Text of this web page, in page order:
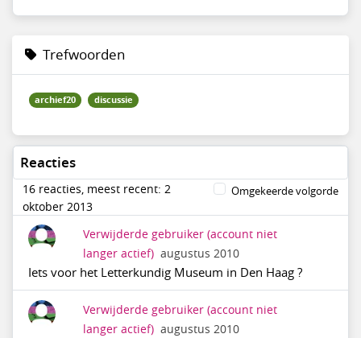
Trefwoorden
archief20 discussie
Reacties
16 reacties, meest recent: 2
oktober 2013
Omgekeerde volgorde
Verwijderde gebruiker (account niet
langer actief) augustus 2010
Iets voor het Letterkundig Museum in Den Haag ?
Verwijderde gebruiker (account niet
langer actief) augustus 2010